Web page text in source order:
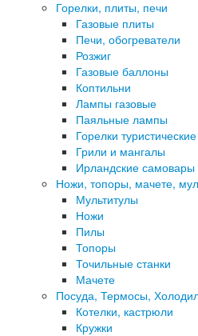
Горелки, плиты, печи
Газовые плиты
Печи, обогреватели
Розжиг
Газовые баллоны
Коптильни
Лампы газовые
Паяльные лампы
Горелки туристические
Грили и мангалы
Ирландские самовары
Ножи, топоры, мачете,
Мультитулы
Ножи
Пилы
Топоры
Точильные станки
Мачете
Посуда, Термосы,
Котелки, кастрюли
Кружки